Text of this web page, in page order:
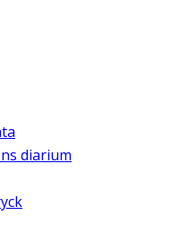
diarium